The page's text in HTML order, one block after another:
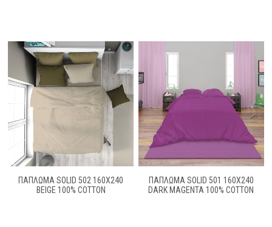
ΠΆΠΛΩΜΑ SOLID 502 160X240
BEIGE 100% COTTON
ΠΆΠΛΩΜΑ SOLID 501 160X240
DARK MAGENTA 100% COTTON